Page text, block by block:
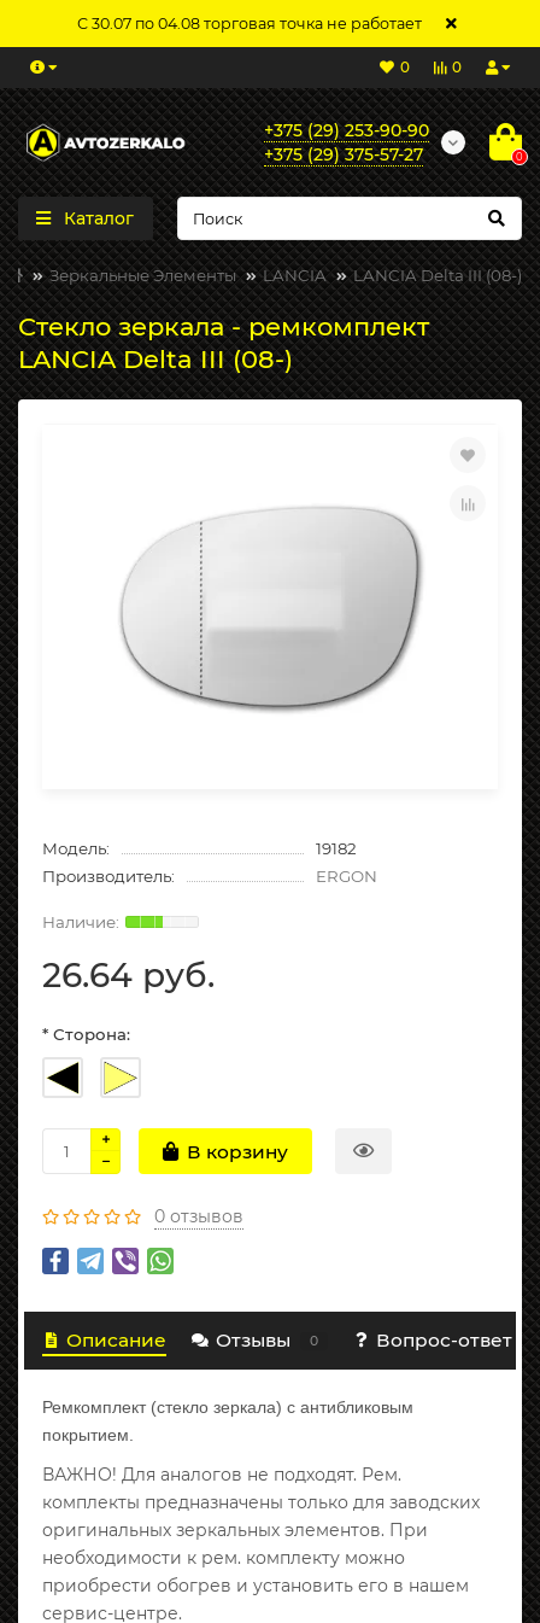
С 30.07 по 04.08 торговая точка не работает
0
0
+375 (29) 253-90-90
+375 (29) 375-57-27
0
Каталог
Зеркальные Элементы LANCIA LANCIA Delta III (08-)
Стекло зеркала - ремкомплект
LANCIA Delta III (08-)
Модель:
19182
Производитель:
ERGON
26.64 руб.
* Сторона:
В корзину
0 отзывов
Описание Отзывы 0 Вопрос-ответ 0
Ремкомплект (стекло зеркала) с антибликовым
покрытием.
ВАЖНО! Для аналогов не подходят. Рем.
комплекты предназначены только для заводских
оригинальных зеркальных элементов. При
необходимости к рем. комплекту можно
приобрести обогрев и установить его в нашем
сервис-центре.